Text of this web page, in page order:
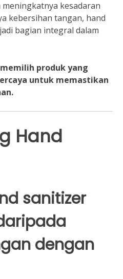
kesadaran
kebersihan tangan, hand
bagian integral dalam
produk yang
untuk memastikan
Hand
sanitizer
dengan